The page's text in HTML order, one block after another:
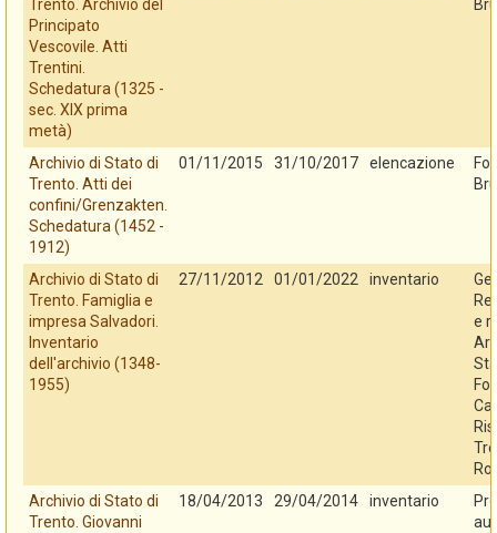
Trento. Archivio del
Principato
Vescovile. Atti
Trentini.
Schedatura (1325 -
sec. XIX prima
metà)
Archivio di Stato di
Trento. Atti dei
confini/Grenzakten.
Schedatura (1452 -
1912)
01/11/2015 31/10/2017 elencazione
Archivio di Stato di
Trento. Famiglia e
impresa Salvadori.
Inventario
dell'archivio (1348-
1955)
27/11/2012 01/01/2022 inventario
e
Archivio di Stato di
Trento. Giovanni
18/04/2013 29/04/2014 inventario